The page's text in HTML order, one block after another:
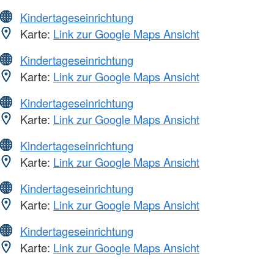
Kindertageseinrichtung
Karte: Link zur Google Maps Ansicht
Kindertageseinrichtung
Karte: Link zur Google Maps Ansicht
Kindertageseinrichtung
Karte: Link zur Google Maps Ansicht
Kindertageseinrichtung
Karte: Link zur Google Maps Ansicht
Kindertageseinrichtung
Karte: Link zur Google Maps Ansicht
Kindertageseinrichtung
Karte: Link zur Google Maps Ansicht